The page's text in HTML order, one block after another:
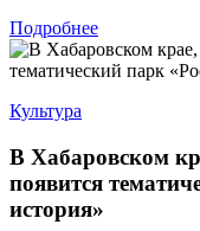
Подробнее
Культура
В Хабаровском
появится
история»